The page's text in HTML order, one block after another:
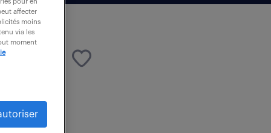
affecter
moins
via les
moment